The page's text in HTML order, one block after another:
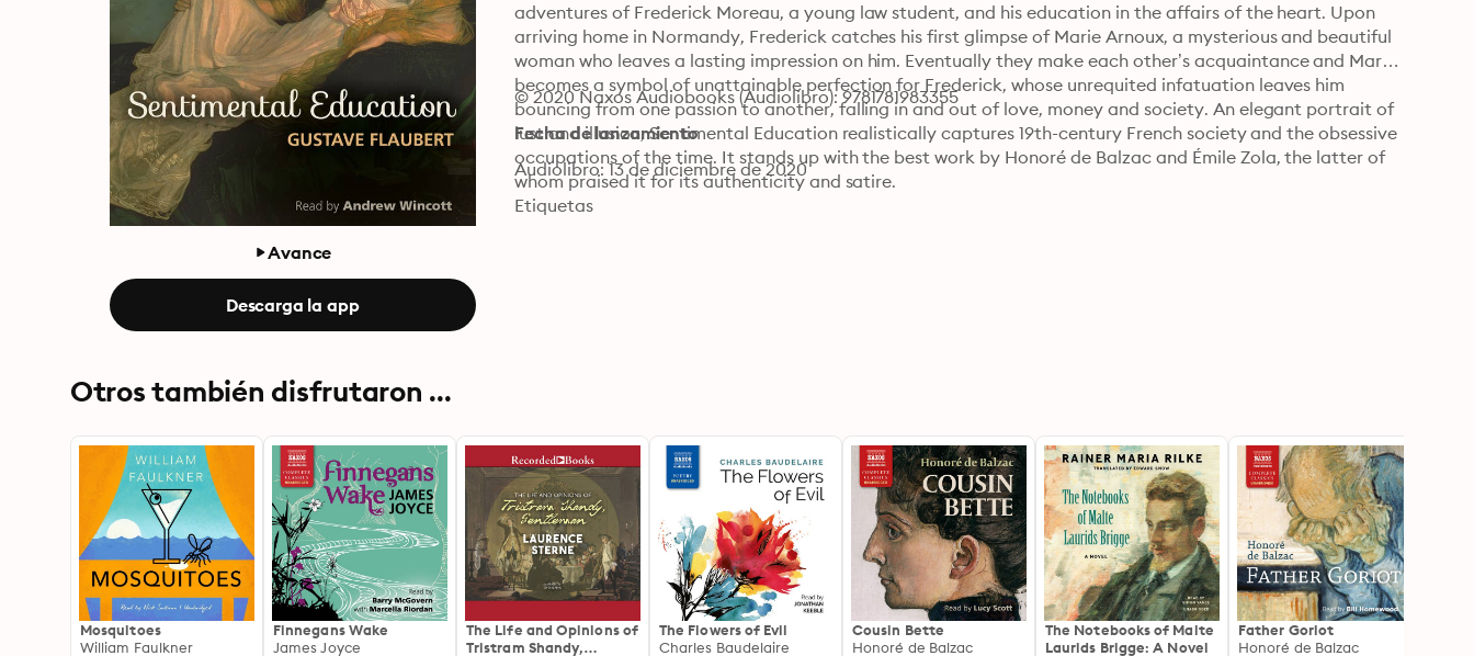
Avance
Descarga la app
adventures of Frederick Moreau, a young law student, and his education in the affairs of the heart. Upon
arriving home in Normandy, Frederick catches his first glimpse of Marie Arnoux, a mysterious and beautiful
woman who leaves a lasting impression on him. Eventually they make each other’s acquaintance and Marie
becomes a symbol of unattainable perfection for Frederick, whose unrequited infatuation leaves him
bouncing from one passion to another, falling in and out of love, money and society. An elegant portrait of
lust and illusion, Sentimental Education realistically captures 19th-century French society and the obsessive
occupations of the time. It stands up with the best work by Honoré de Balzac and Émile Zola, the latter of
whom praised it for its authenticity and satire.
© 2020 Naxos Audiobooks (Audiolibro): 9781781983355
Fecha de lanzamiento
Audiolibro: 13 de diciembre de 2020
Etiquetas
Otros también disfrutaron ...
Mosquitoes
William Faulkner
Finnegans Wake
James Joyce
The Life and Opinions of
Tristram Shandy,
The Flowers of Evil
Charles Baudelaire
Cousin Bette
Honoré de Balzac
The Notebooks of Malte
Laurids Brigge: A Novel
Father Goriot
Honoré de Balzac